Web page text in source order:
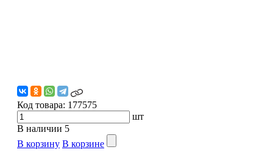
Код товара: 177575
шт
В наличии 5
В корзину В корзине